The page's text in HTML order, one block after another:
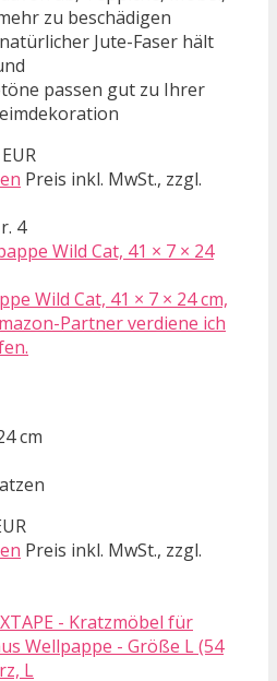
zu beschädigen
Jute-Faser hält
passen gut zu Ihrer
Preis inkl. MwSt., zzgl.
4
Wild Cat, 41 × 7 × 24 cm,
Partner verdiene ich
cm
Preis inkl. MwSt., zzgl.